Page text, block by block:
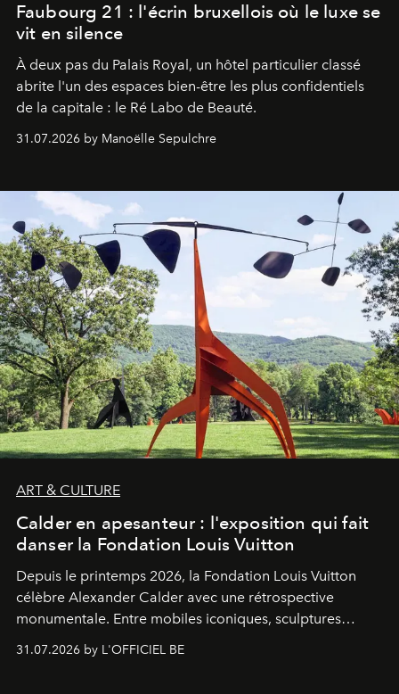
Faubourg 21 : l'écrin bruxellois où le luxe se
vit en silence
À deux pas du Palais Royal, un hôtel particulier classé
abrite l'un des espaces bien-être les plus confidentiels
de la capitale : le Ré Labo de Beauté.
31.07.2026 by Manoëlle Sepulchre
ART & CULTURE
Calder en apesanteur : l'exposition qui fait
danser la Fondation Louis Vuitton
Depuis le printemps 2026, la Fondation Louis Vuitton
célèbre Alexander Calder avec une rétrospective
monumentale. Entre mobiles iconiques, sculptures
américain investit les espaces imaginés par Frank Gehry
31.07.2026 by L'OFFICIEL BE